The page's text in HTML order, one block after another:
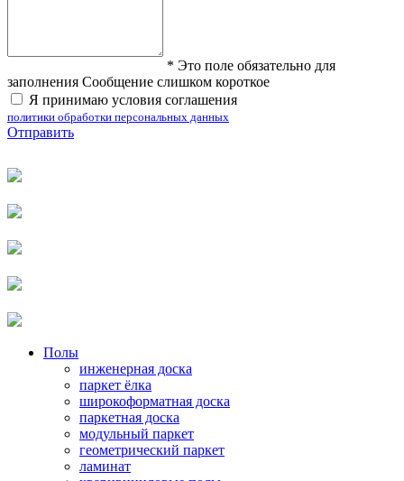
* Это поле обязательно для
заполнения Сообщение слишком короткое
Я принимаю условия соглашения
политики обработки персональных данных
Отправить
Полы
инженерная доска
паркет ёлка
широкоформатная доска
паркетная доска
модульный паркет
геометрический паркет
ламинат